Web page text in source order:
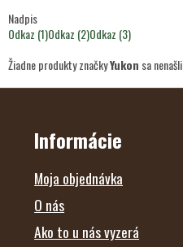
Nadpis
Odkaz (1)Odkaz (2)Odkaz (3)
Žiadne produkty značkyYukon sa nenašli...
Z
Informácie
Moja objednávka
O nás
Ako to u nás vyzerá